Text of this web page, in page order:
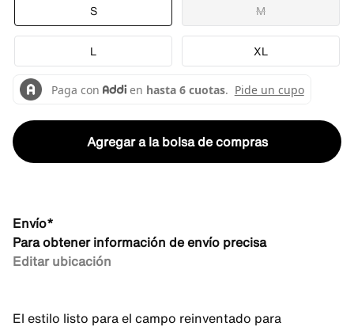
S M
L XL
Agregar a la bolsa de compras
Envío*
Para obtener información de envío precisa
Editar ubicación
El estilo listo para el campo reinventado para